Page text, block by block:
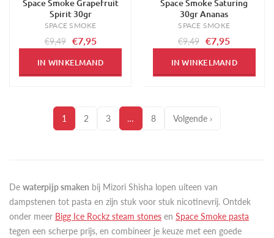
-16%
Space Smoke Grapefruit
Spirit 30gr
SPACE SMOKE
€9,49 €7,95
IN WINKELMAND
-16%
Space Smoke Saturing
30gr Ananas
SPACE SMOKE
€9,49 €7,95
IN WINKELMAND
1 2 3 … 8 Volgende ›
De waterpijp smaken bij Mizori Shisha lopen uiteen van
dampstenen tot pasta en zijn stuk voor stuk nicotinevrij. Ontdek
onder meer Bigg Ice Rockz steam stones en Space Smoke pasta
tegen een scherpe prijs, en combineer je keuze met een goede